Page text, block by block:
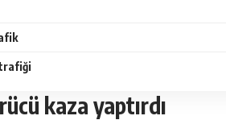
kaza yaptırdı